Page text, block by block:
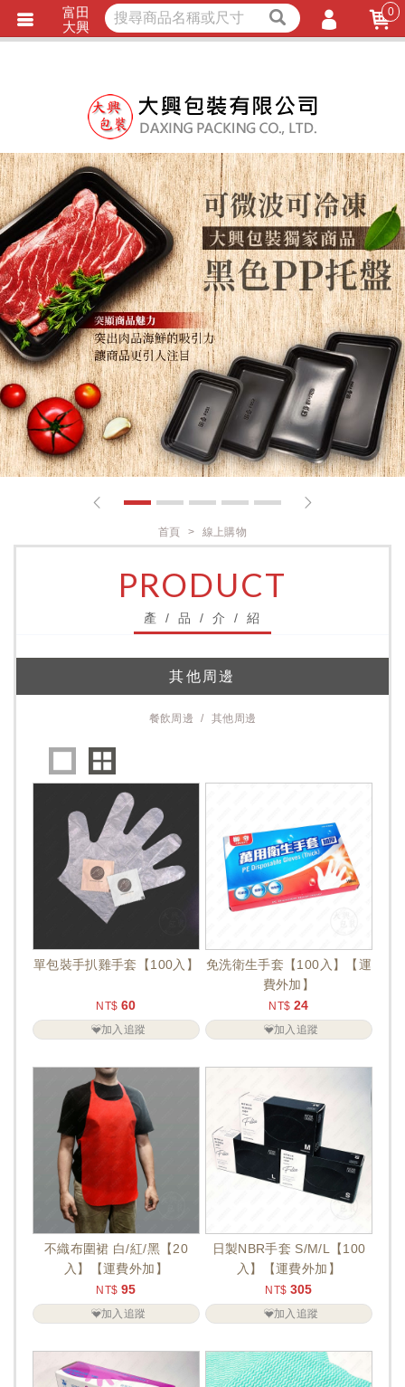
立即詢價 LINE詢問
1 2 3 4 5
首頁 線上購物
PRODUCT
產 / 品 / 介 / 紹
其他周邊
餐飲周邊 其他周邊
單包裝手扒雞手套【100入】
NT$ 60
加入追蹤
免洗衛生手套【100入】【運
費外加】
NT$ 24
加入追蹤
不織布圍裙 白/紅/黑【20
入】【運費外加】
NT$ 95
加入追蹤
日製NBR手套 S/M/L【100
入】【運費外加】
NT$ 305
加入追蹤
富田
大興
0
會員註冊
忘記密碼
訂單查詢
TRACK LISTING追 / 蹤 / 清 / 單
匯款通知
獨家商品 耐熱內襯